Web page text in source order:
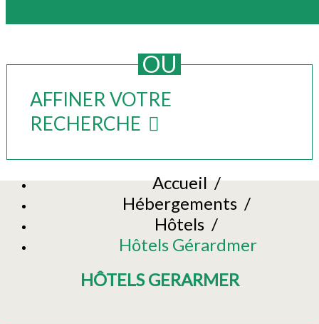
OU
AFFINER VOTRE
RECHERCHE
Accueil/
Hébergements /
Hôtels /
Hôtels Gérardmer
HÔTELS GERARMER